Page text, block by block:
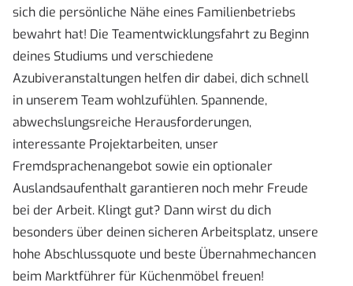
sich die persönliche Nähe eines Familienbetriebs
bewahrt hat! Die Teamentwicklungsfahrt zu Beginn
deines Studiums und verschiedene
Azubiveranstaltungen helfen dir dabei, dich schnell
in unserem Team wohlzufühlen. Spannende,
abwechslungsreiche Herausforderungen,
interessante Projektarbeiten, unser
Fremdsprachenangebot sowie ein optionaler
Auslandsaufenthalt garantieren noch mehr Freude
bei der Arbeit. Klingt gut? Dann wirst du dich
besonders über deinen sicheren Arbeitsplatz, unsere
hohe Abschlussquote und beste Übernahmechancen
beim Marktführer für Küchenmöbel freuen!